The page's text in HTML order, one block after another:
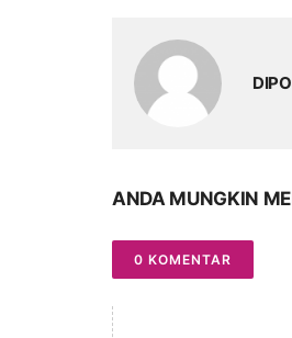
ANDA MUNGKIN
0 KOMENTAR